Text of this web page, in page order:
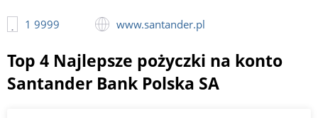
1 9999 www.santander.pl
Top 4 Najlepsze pożyczki na konto
Santander Bank Polska SA